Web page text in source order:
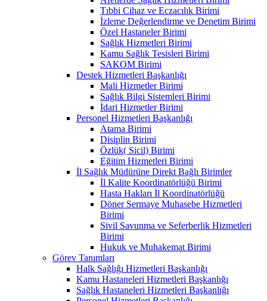
Tıbbi Cihaz ve Eczacılık Birimi
İzleme Değerlendirme ve Denetim Birimi
Özel Hastaneler Birimi
Sağlık Hizmetleri Birimi
Kamu Sağlık Tesisleri Birimi
SAKOM Birimi
Destek Hizmetleri Başkanlığı
Mali Hizmetler Birimi
Sağlık Bilgi Sistemleri Birimi
İdari Hizmetler Birimi
Personel Hizmetleri Başkanlığı
Atama Birimi
Disiplin Birimi
Özlük( Sicil) Birimi
Eğitim Hizmetleri Birimi
İl Sağlık Müdürüne Direkt Bağlı Birimler
İl Kalite Koordinatörlüğü Birimi
Hasta Hakları İl Koordinatörlüğü
Döner Sermaye Muhasebe Hizmetleri
Birimi
Sivil Savunma ve Seferberlik Hizmetleri
Birimi
Hukuk ve Muhakemat Birimi
Görev Tanımları
Halk Sağlığı Hizmetleri Başkanlığı
Kamu Hastaneleri Hizmetleri Başkanlığı
Sağlık Hastaneleri Hizmetleri Başkanlığı